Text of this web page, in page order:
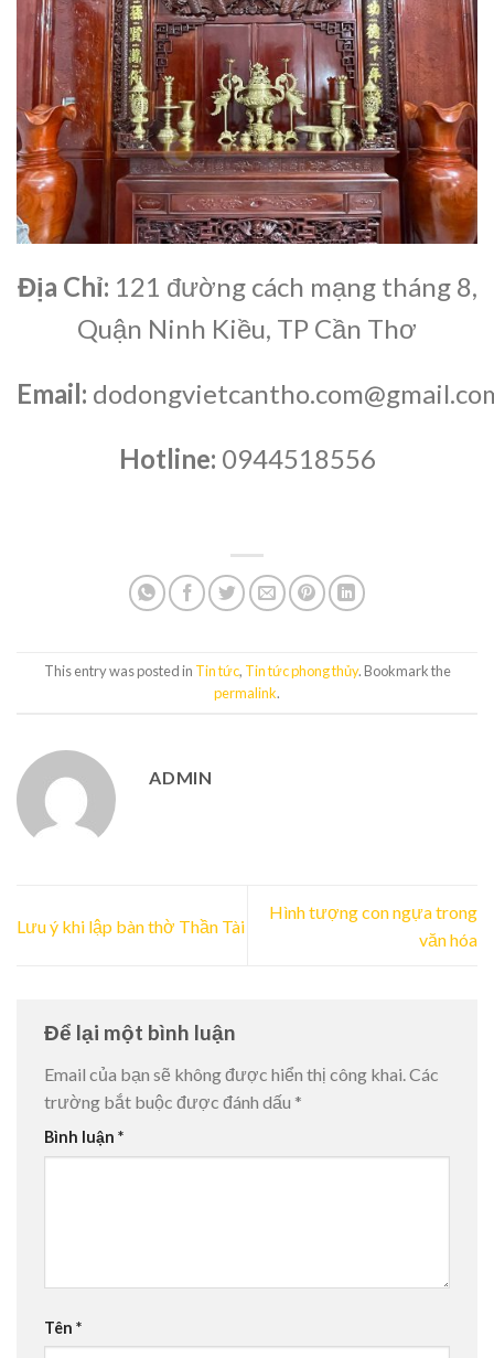
Địa Chỉ: 121 đường cách mạng tháng 8,
Quận Ninh Kiều, TP Cần Thơ
Email:
Hotline: 0944518556
This entry was posted in Tin tức, Tin tức phong thủy. Bookmark the
permalink.
ADMIN
Lưu ý khi lập bàn thờ Thần Tài
Hình tượng con ngựa trong
văn hóa
Để lại một bình luận
Email của bạn sẽ không được hiển thị công khai. Các
trường bắt buộc được đánh dấu *
Bình luận *
Tên *